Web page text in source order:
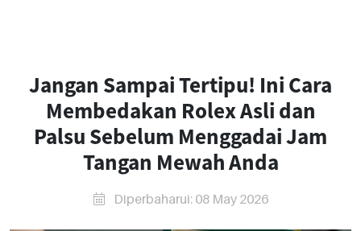
Jangan Sampai Tertipu! Ini Cara
Membedakan Rolex Asli dan
Palsu Sebelum Menggadai Jam
Tangan Mewah Anda
Diperbaharui: 08 May 2026